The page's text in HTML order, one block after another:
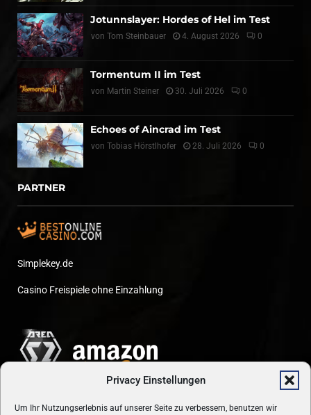
Privacy Einstellungen
Um Ihr Nutzungserlebnis auf unserer Seite zu verbessern, benutzen wir
Jotunnslayer: Hordes of Hel im Test
von Tom Steinbauer 4. August 2026 0
Tormentum II im Test
von Martin Steiner 30. Juli 2026 0
Echoes of Aincrad im Test
von Tobias Hörstlhofer 28. Juli 2026 0
PARTNER
Simplekey.de
Casino Freispiele ohne Einzahlung